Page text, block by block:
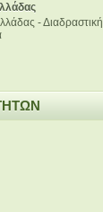
- Διαδραστική